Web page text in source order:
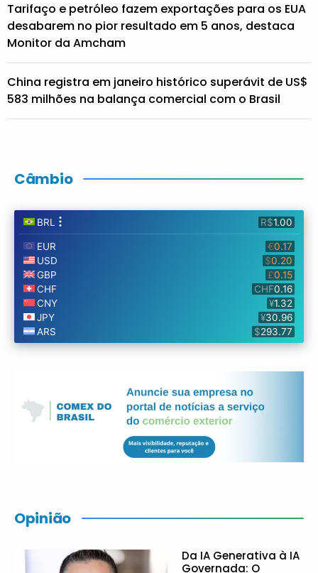
Tarifaço e petróleo fazem exportações para os EUA
desabarem no pior resultado em 5 anos, destaca
Monitor da Amcham
China registra em janeiro histórico superávit de US$
583 milhões na balança comercial com o Brasil
Câmbio
Opinião
Da IA Generativa à IA
Governada: O